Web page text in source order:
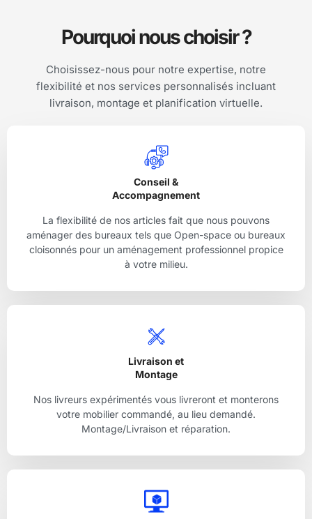
Pourquoi nous choisir ?
Choisissez-nous pour notre expertise, notre
flexibilité et nos services personnalisés incluant
livraison, montage et planification virtuelle.
Conseil &
Accompagnement
La flexibilité de nos articles fait que nous pouvons
aménager des bureaux tels que Open-space ou bureaux
cloisonnés pour un aménagement professionnel propice
à votre milieu.
Livraison et
Montage
Nos livreurs expérimentés vous livreront et monterons
votre mobilier commandé, au lieu demandé.
Montage/Livraison et réparation.